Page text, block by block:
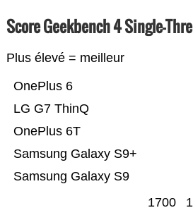
Score Geekbench 4 Single-
Plus élevé = meilleur
Samsung Galaxy S9
Samsung Galaxy S9+
OnePlus 6T
LG G7 ThinQ
OnePlus 6
1700